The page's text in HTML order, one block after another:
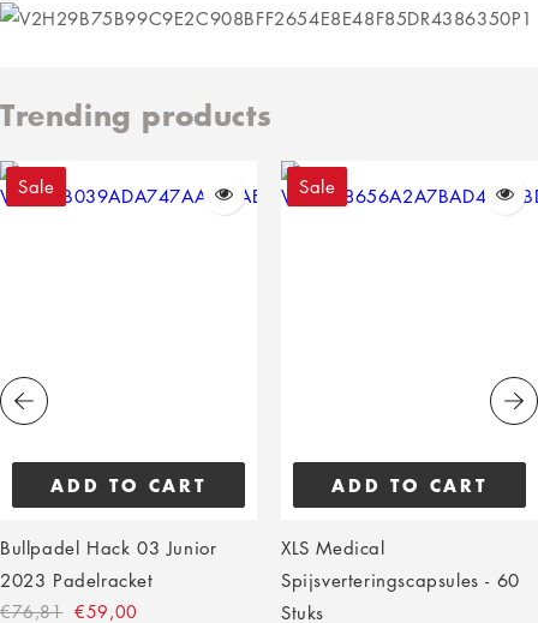
Trending products
Sale
ADD TO CART
Bullpadel Hack 03 Junior
2023 Padelracket
€76,81 €59,00
Sale
ADD TO CART
XLS Medical
Spijsverteringscapsules - 60
Stuks